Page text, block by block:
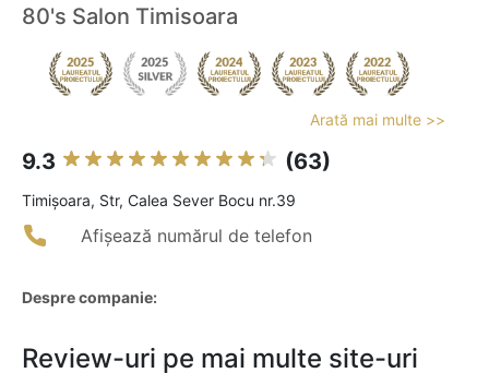
80's Salon Timisoara
Arată mai multe >>
9.3 (63)
Timişoara, Str, Calea Sever Bocu nr.39
Afișează numărul de telefon
Despre companie:
Review-uri pe mai multe site-uri